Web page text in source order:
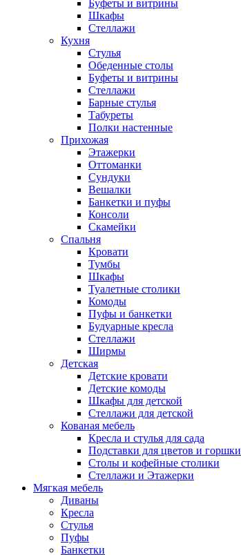
Буфеты и витрины
Шкафы
Стеллажи
Кухня
Стулья
Обеденные столы
Буфеты и витрины
Стеллажи
Барные стулья
Табуреты
Полки настенные
Прихожая
Этажерки
Оттоманки
Сундуки
Вешалки
Банкетки и пуфы
Консоли
Скамейки
Спальня
Кровати
Тумбы
Шкафы
Туалетные столики
Комоды
Пуфы и банкетки
Будуарные кресла
Стеллажи
Ширмы
Детская
Детские кровати
Детские комоды
Шкафы для детской
Стеллажи для детской
Кованая мебель
Кресла и стулья для сада
Подставки для цветов и горшки
Столы и кофейные столики
Стеллажи и Этажерки
Мягкая мебель
Диваны
Кресла
Стулья
Пуфы
Банкетки